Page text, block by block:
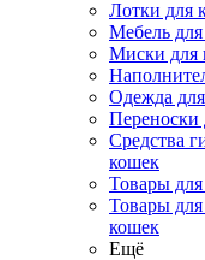
Лотки для
Мебель
Миски для
Одежда
Переноски
Средства
кошек
Товары для
Товары
кошек
Ещё